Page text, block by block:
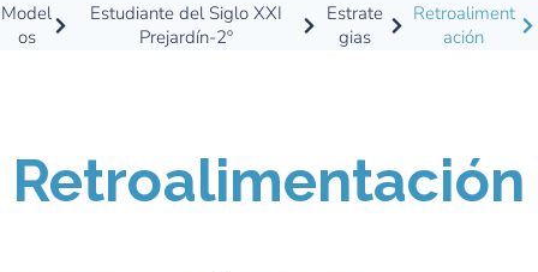
Model
os
Estudiante del Siglo XXI
Prejardín-2º
Estrate
gias
Retroaliment
ación
Retroalimentación